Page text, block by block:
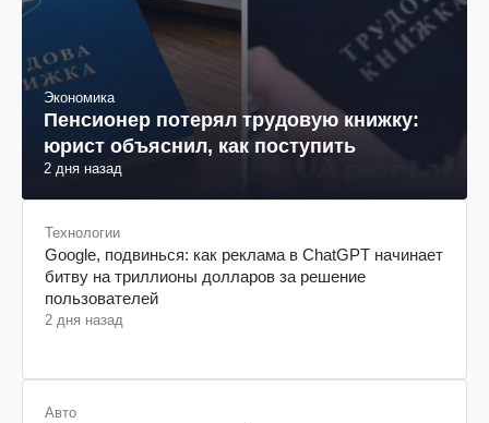
Экономика
Пенсионер потерял трудовую книжку:
юрист объяснил, как поступить
2 дня назад
Технологии
Google, подвинься: как реклама в ChatGPT начинает
битву на триллионы долларов за решение
пользователей
2 дня назад
Авто